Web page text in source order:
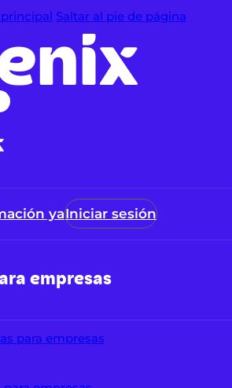
Saltar al pie de página
yaIniciar sesión
empresas
para empresas